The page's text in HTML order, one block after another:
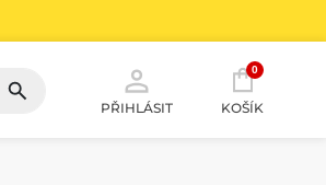
PŘIHLÁSIT
0
KOŠÍK